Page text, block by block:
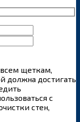
всем щеткам,
должна достигать
с
стен,